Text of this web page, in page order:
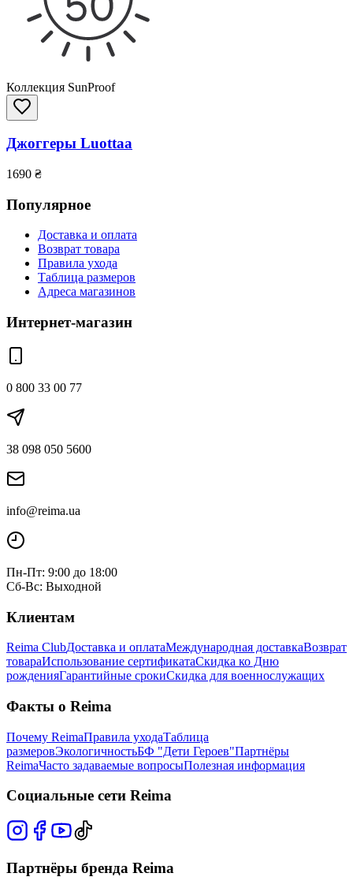
Коллекция SunProof
Джоггеры Luottaa
1690 ₴
Популярное
Доставка и оплата
Возврат товара
Правила ухода
Таблица размеров
Адреса магазинов
Интернет-магазин
0 800 33 00 77
38 098 050 5600
info@reima.ua
Пн-Пт: 9:00 до 18:00
Сб-Вс: Выходной
Клиентам
Reima ClubДоставка и оплатаМеждународная доставкаВозврат
товараИспользование сертификатаСкидка ко Дню
рожденияГарантийные срокиСкидка для военнослужащих
Факты о Reima
Почему ReimaПравила уходаТаблица
размеровЭкологичностьБФ "Дети Героев"Партнёры
ReimaЧасто задаваемые вопросыПолезная информация
Социальные сети Reima
Партнёры бренда Reima